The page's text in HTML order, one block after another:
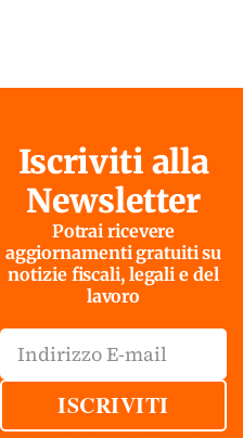
Iscriviti alla
Newsletter
Potrai ricevere
aggiornamenti gratuiti su
notizie fiscali, legali e del
lavoro
ISCRIVITI